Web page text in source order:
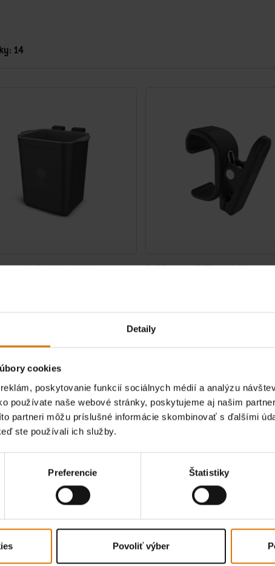
Detaily
cookies
poskytovanie funkcií sociálnych médií a analýzu
používate naše webové stránky, poskytujeme aj našim
partneri môžu príslušné informácie skombinovať s ďalšími
ste používali ich služby.
Preferencie Štatistiky
Povoliť výber
výsledkami.
14
na náradie Weber Works
4.0 (3)
SVORKY NA UTIERKY - 2 KS
0.0 (0)
€ 9,99